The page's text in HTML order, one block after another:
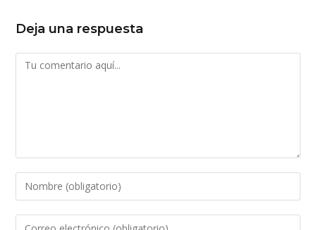
Deja una respuesta
Comentario
Introduce
tu
nombre
Introduce